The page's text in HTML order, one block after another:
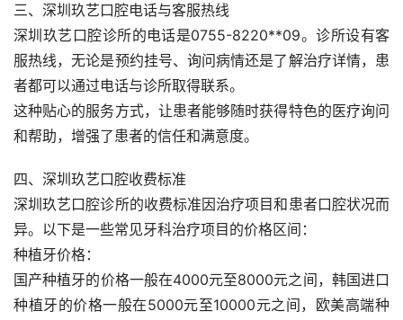
三、深圳玖艺口腔电话与客服热线
深圳玖艺口腔诊所的电话是0755-8220**09。诊所设有客
服热线，无论是预约挂号、询问病情还是了解治疗详情，患
者都可以通过电话与诊所取得联系。
这种贴心的服务方式，让患者能够随时获得特色的医疗询问
和帮助，增强了患者的信任和满意度。
四、深圳玖艺口腔收费标准
深圳玖艺口腔诊所的收费标准因治疗项目和患者口腔状况而
异。以下是一些常见牙科治疗项目的价格区间：
种植牙价格：
国产种植牙的价格一般在4000元至8000元之间，韩国进口
种植牙的价格一般在5000元至10000元之间，欧美高端种